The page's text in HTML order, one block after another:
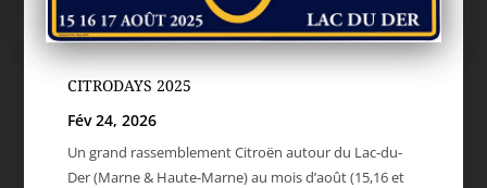
CITRODAYS 2025
Fév 24, 2026
Un grand rassemblement Citroën autour du Lac-du-
Der (Marne & Haute-Marne) au mois d’août (15,16 et